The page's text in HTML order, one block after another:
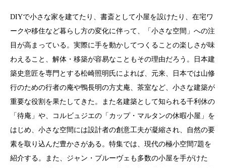
DIYで小さな家を建てたり、書斎として小屋を設けたり、在宅ワ
ークや移住など暮らし方の変化に伴って、「小さな空間」への注
目が高まっている。実際に手を動かしてつくることの楽しさが味
わえること、解体・移築が容易なこともその理由だろう。日本建
築史意匠を専門とする松崎照明氏によれば、元来、日本では山修
行のための行者の庵や鴨長明の方丈庵、茶室など、小さな建築が
重要な役割を果たしてきた。また名建築として知られる千利休の
「待庵」や、コルビュジエの「カップ・マルタンの休暇小屋」を
はじめ、小さな空間には設計者の創意工夫が凝縮され、自然の要
素を取り込んだ豊かさがある。特集では、現代の極小空間 7題を
紹介する。また、ジャン・プルーヴェも多数の小屋を手がけた